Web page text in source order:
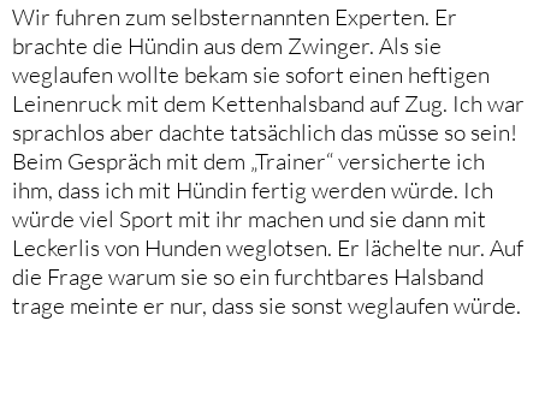
Wir fuhren zum selbsternannten Experten. Er
brachte die Hündin aus dem Zwinger. Als sie
weglaufen wollte bekam sie sofort einen heftigen
Leinenruck mit dem Kettenhalsband auf Zug. Ich war
sprachlos aber dachte tatsächlich das müsse so sein!
Beim Gespräch mit dem „Trainer“ versicherte ich
ihm, dass ich mit Hündin fertig werden würde. Ich
würde viel Sport mit ihr machen und sie dann mit
Leckerlis von Hunden weglotsen. Er lächelte nur. Auf
die Frage warum sie so ein furchtbares Halsband
trage meinte er nur, dass sie sonst weglaufen würde.